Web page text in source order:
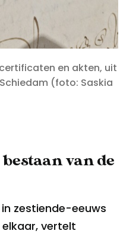
en akten, uit
(foto: Saskia
van de
zestiende-eeuws
vertelt